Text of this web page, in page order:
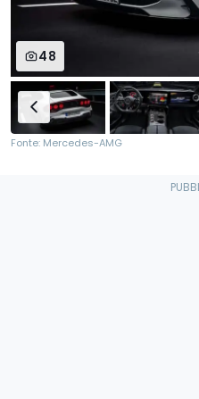
48
Fonte: Mercedes-AMG